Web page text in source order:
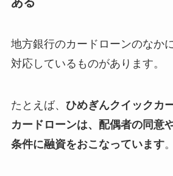
地方銀行のカードローンのなか
対応しているものがあります。
たとえば、 ひめぎんクイックカ
カードローンは、配偶者の同意
条件に融資をおこなっています。